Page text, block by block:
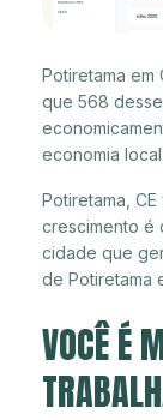
Potiretama em
que 568
economia
Potiretama,
crescimento é
cidade que
de Potiretama
VOCÊ É